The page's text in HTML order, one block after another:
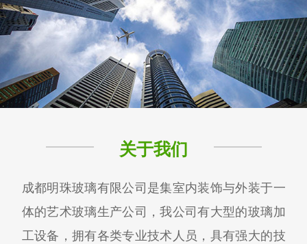
关于我们
成都明珠玻璃有限公司是集室内装饰与外装于一
体的艺术玻璃生产公司，我公司有大型的玻璃加
工设备，拥有各类专业技术人员，具有强大的技